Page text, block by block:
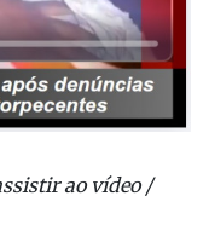
ao vídeo /